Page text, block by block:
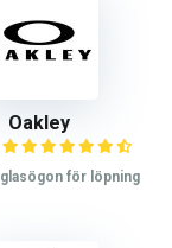
Oakley
för löpning